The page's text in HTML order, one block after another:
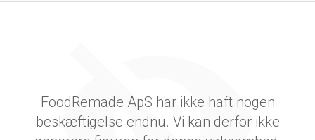
FoodRemade ApS har ikke haft nogen
beskæftigelse endnu. Vi kan derfor ikke